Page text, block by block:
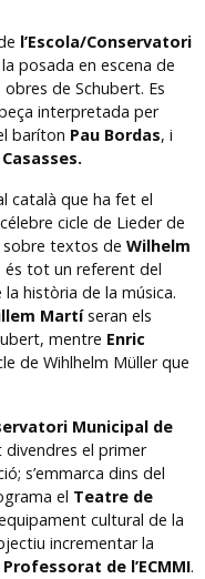
l’Escola/Conservatori
la posada en escena de
obres de Schubert. Es
interpretada per
baríton Pau Bordas, i
català que ha fet el
cicle de Lieder de
sobre textos de Wilhelm
és tot un referent del
història de la música.
Martíseran els
mentre Enric
de Wihlhelm Müller que
Municipal de
el primer
s’emmarca dins del
el Teatre de
cultural de la
incrementar la
de l’ECMMI.